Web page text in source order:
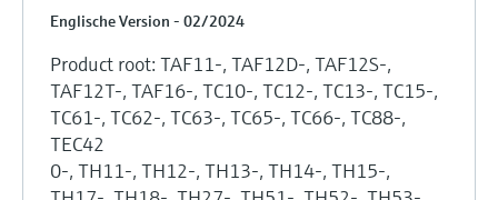
Englische Version - 02/2024
Product root: TAF11-, TAF12D-, TAF12S-,
TAF12T-, TAF16-, TC10-, TC12-, TC13-, TC15-,
TC61-, TC62-, TC63-, TC65-, TC66-, TC88-,
TEC42
0-, TH11-, TH12-, TH13-, TH14-, TH15-,